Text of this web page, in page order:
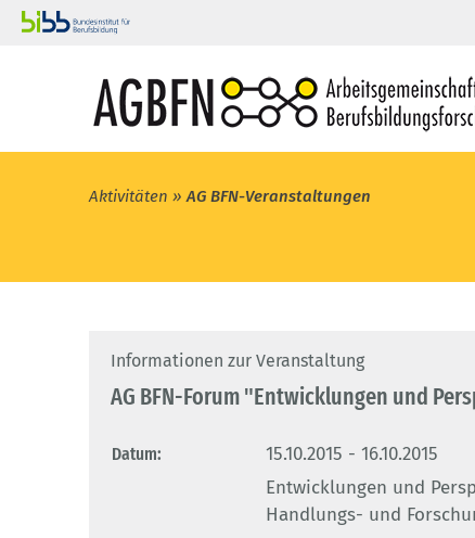
Aktivitäten AG BFN-Veranstaltungen
Informationen zur Veranstaltung
AG BFN-Forum "Entwicklungen und
Datum:
15.10.2015 - 16.10.2015
Entwicklungen und
Handlungs- und